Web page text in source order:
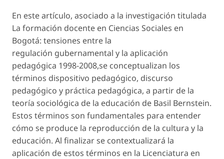
En este artículo, asociado a la investigación titulada
La formación docente en Ciencias Sociales en
Bogotá: tensiones entre la
regulación gubernamental y la aplicación
pedagógica 1998-2008,se conceptualizan los
términos dispositivo pedagógico, discurso
pedagógico y práctica pedagógica, a partir de la
teoría sociológica de la educación de Basil Bernstein.
Estos términos son fundamentales para entender
cómo se produce la reproducción de la cultura y la
educación. Al finalizar se contextualizará la
aplicación de estos términos en la Licenciatura en